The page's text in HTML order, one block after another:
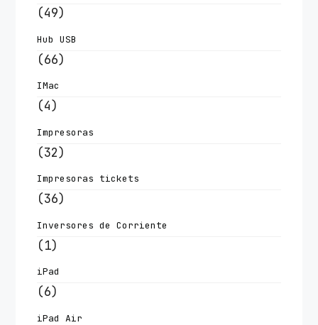
(49)
Hub USB
(66)
IMac
(4)
Impresoras
(32)
Impresoras tickets
(36)
Inversores de Corriente
(1)
iPad
(6)
iPad Air